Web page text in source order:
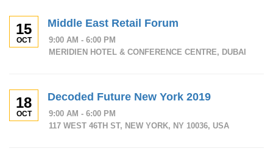
15
OCT
Middle East Retail Forum
9:00 AM - 6:00 PM
MERIDIEN HOTEL & CONFERENCE CENTRE, DUBAI
18
OCT
Decoded Future New York 2019
9:00 AM - 6:00 PM
117 WEST 46TH ST, NEW YORK, NY 10036, USA